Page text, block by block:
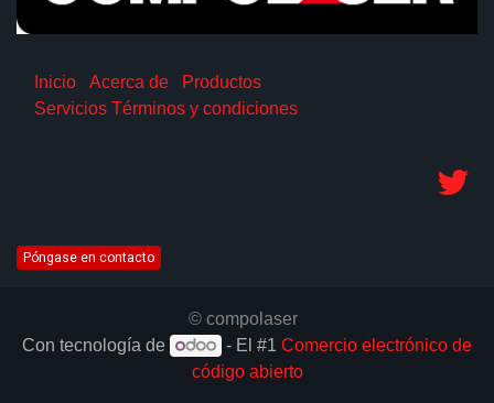
Inicio Acerca de
Productos
Servicios Términos y condiciones
Póngase en contacto
© compolaser
Con tecnología de
- El #1 Comercio electrónico de
código abierto